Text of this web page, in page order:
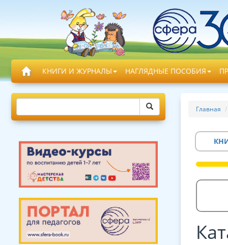
КНИГИ И ЖУРНАЛЫ НАГЛЯДНЫЕ ПОСОБИЯ
Главная